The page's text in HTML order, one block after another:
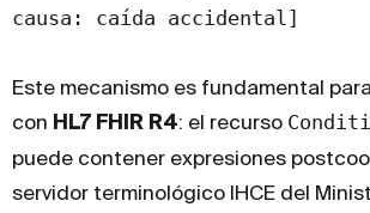
causa: caída accidental]
Este mecanismo es fundamental
con HL7 FHIR R4: el recurso
puede contener expresiones
servidor terminológico IHCE del